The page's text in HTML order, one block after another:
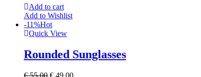
Add to cart
Add to Wishlist
-11%Hot
Quick View
Rounded Sunglasses
€55.00 € 49.00